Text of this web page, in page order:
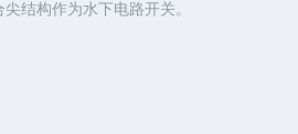
尖结构作为水下电路开关。